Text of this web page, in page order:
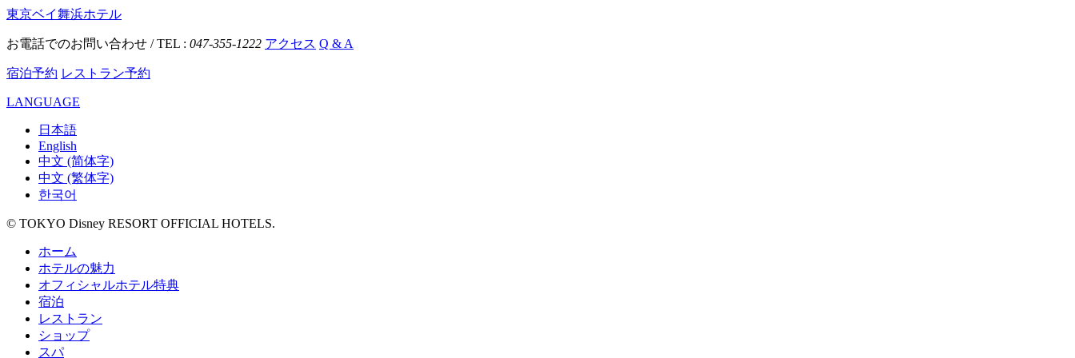
東京ベイ舞浜ホテル
お電話でのお問い合わせ / TEL : 047-355-1222 アクセス Q & A
宿泊予約 レストラン予約
LANGUAGE
日本語
English
中文 (简体字)
中文 (繁体字)
한국어
© TOKYO Disney RESORT OFFICIAL HOTELS.
ホーム
ホテルの魅力
オフィシャルホテル特典
宿泊
レストラン
ショップ
スパ